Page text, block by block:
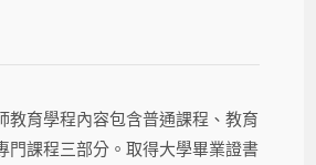
教育學程內容包含普通課程、教育
門課程三部分。取得大學畢業證書